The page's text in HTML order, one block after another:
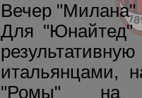
Вечер "Милана"
Для "Юнайтед"
итальянцами,
"Ромы" на